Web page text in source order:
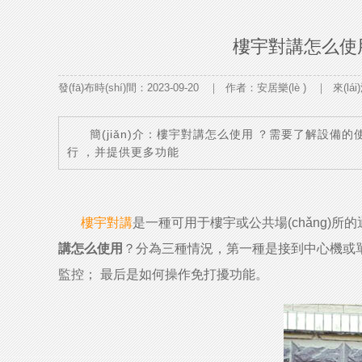
樓宇對講怎么使
發(fā)布時(shí)間：2023-09-20 ｜ 作者：安居樂(lè )
簡(jiǎn)介：樓宇對講怎么使用？需要了解設備
行，并提供更多功能
樓宇對講是一種可用于樓宇或公共場(chǎng)所的通
講怎么使用？分為三種情況，第一種是接到中心機
監控； 最后是如何操作免打擾功能。